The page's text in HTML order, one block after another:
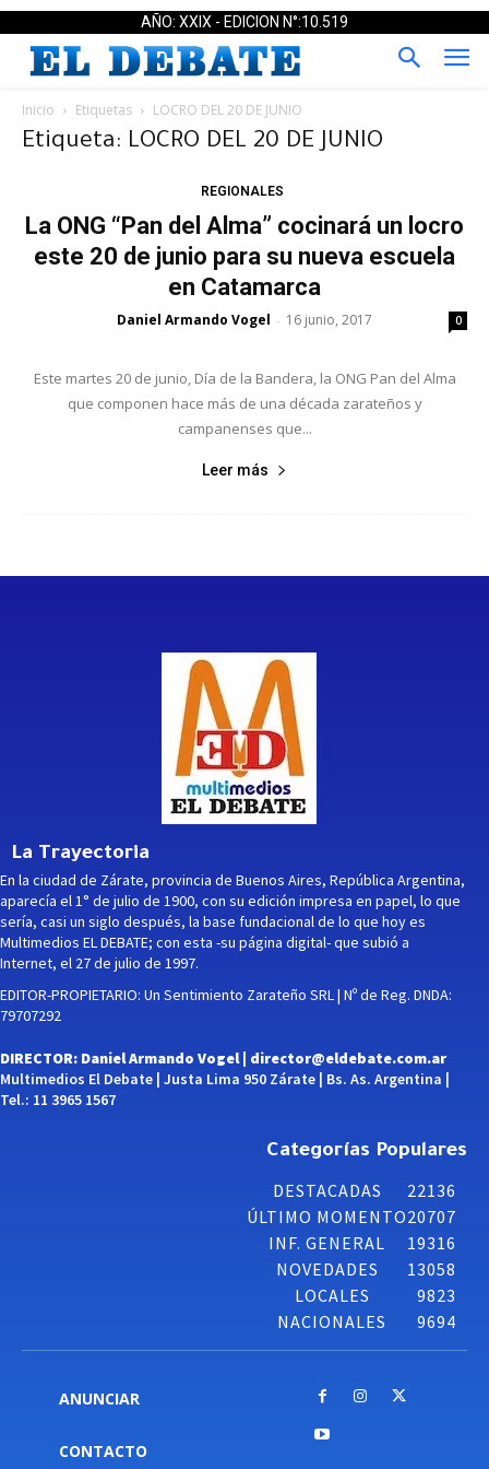
AÑO: XXIX - EDICION N°:10.519
Inicio Etiquetas LOCRO DEL 20 DE JUNIO
Etiqueta: LOCRO DEL 20 DE JUNIO
REGIONALES
La ONG “Pan del Alma” cocinará un locro
este 20 de junio para su nueva escuela
en Catamarca
Daniel Armando Vogel - 16 junio, 2017 0
Este martes 20 de junio, Día de la Bandera, la ONG Pan del Alma
que componen hace más de una década zarateños y
campanenses que...
Leer más
La Trayectoria
En la ciudad de Zárate, provincia de Buenos Aires, República Argentina,
aparecía el 1° de julio de 1900, con su edición impresa en papel, lo que
sería, casi un siglo después, la base fundacional de lo que hoy es
Multimedios EL DEBATE; con esta -su página digital- que subió a
Internet, el 27 de julio de 1997.
EDITOR-PROPIETARIO: Un Sentimiento Zarateño SRL | Nº de Reg. DNDA:
79707292
DIRECTOR: Daniel Armando Vogel | director@eldebate.com.ar
Multimedios El Debate | Justa Lima 950 Zárate | Bs. As. Argentina |
Tel.: 11 3965 1567
Categorías Populares
DESTACADAS
22136
ÚLTIMO MOMENTO20707
INF. GENERAL
19316
NOVEDADES
13058
LOCALES
9823
NACIONALES
9694
ANUNCIAR
CONTACTO